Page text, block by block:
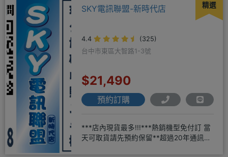
精選
SKY電訊聯盟-新時代店
4.4
(325)
台中市東區大智路1-3號
$21,490
預約訂購
***店內現貨最多!!!***熱銷機型免付訂 當
天可取貨請先預約保留**超過20年通訊經